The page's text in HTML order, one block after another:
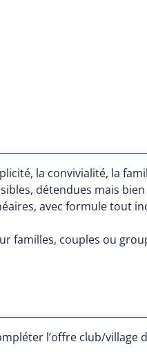
la convivialité, la
détendues mais
avec formule tout
familles, couples ou
l’offre club/village